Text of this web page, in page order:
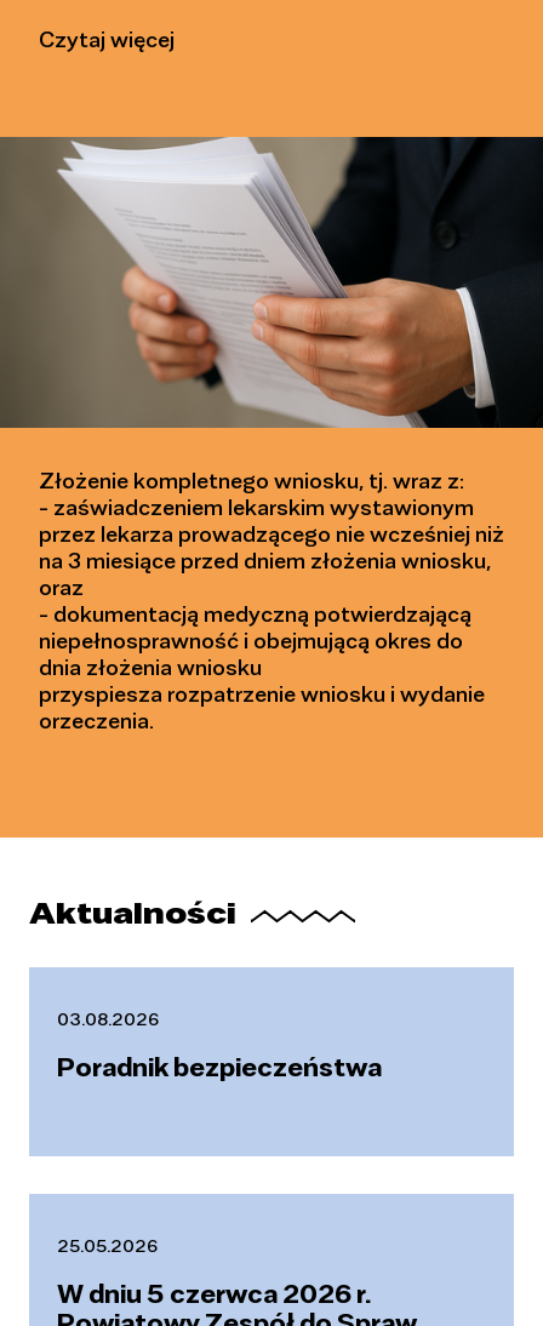
Czytaj więcej
Złożenie kompletnego wniosku, tj. wraz z:
- zaświadczeniem lekarskim wystawionym
przez lekarza prowadzącego nie wcześniej niż
na 3 miesiące przed dniem złożenia wniosku,
oraz
- dokumentacją medyczną potwierdzającą
niepełnosprawność i obejmującą okres do
dnia złożenia wniosku
przyspiesza rozpatrzenie wniosku i wydanie
orzeczenia.
Aktualności
03.08.2026
Poradnik bezpieczeństwa
25.05.2026
W dniu 5 czerwca 2026 r.